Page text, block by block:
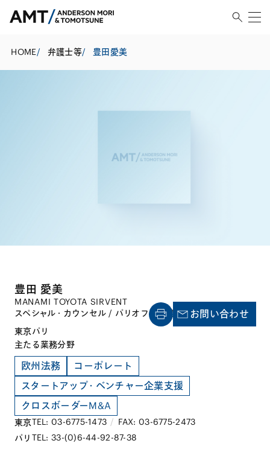
HOME/ 弁護士等/ 豊田愛美
豊田 愛美
MANAMI TOYOTA SIRVENT
スペシャル・カウンセル / パリオフィス代表
東京パリ
主たる業務分野
欧州法務
コーポレート
スタートアップ・ベンチャー企業支援
クロスボーダーM&A
東京TEL: 03-6775-1473 / FAX: 03-6775-2473
パリ TEL: 33-(0)6-44-92-87-38
お問い合わせ